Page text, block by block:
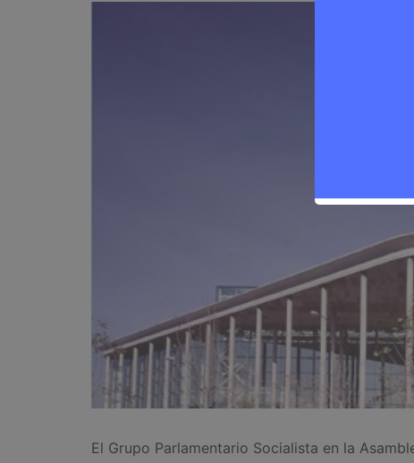
El Grupo Parlamentario Socialista en la